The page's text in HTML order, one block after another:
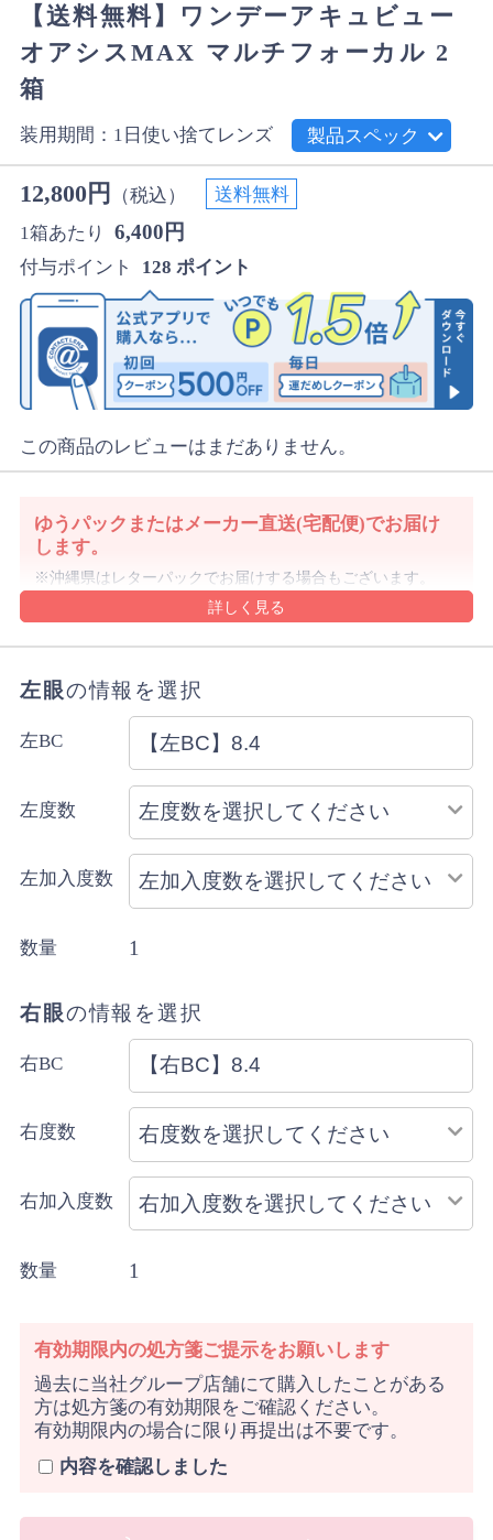
【送料無料】ワンデーアキュビュー
オアシスMAX マルチフォーカル 2
箱
装用期間：1日使い捨てレンズ 製品スペック
12,800円 （税込）
送料無料
1箱あたり
6,400円
付与ポイント 128 ポイント
この商品のレビューはまだありません。
ゆうパックまたはメーカー直送(宅配便)でお届け
します。
沖縄県はレターパックでお届けする場合もございます。
詳細・ご注意事項はご利用ガイドをご確認ください。
左眼の情報を選択
左BC
左度数
左加入度数
数量 1
右眼の情報を選択
右BC
右度数
右加入度数
数量 1
有効期限内の処方箋ご提示をお願いします
過去に当社グループ店舗にて購入したことがある
方は処方箋の有効期限をご確認ください。
有効期限内の場合に限り再提出は不要です。
内容を確認しました